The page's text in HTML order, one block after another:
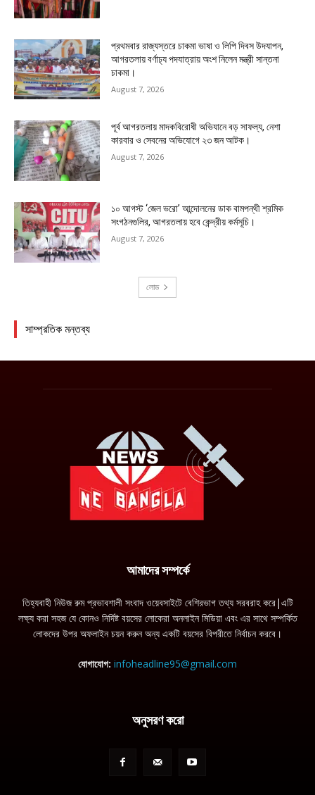
আমাদের সম্পর্কে
তিহ্যবাহী নিউজ রুম প্রভাবশালী সংবাদ ওয়েবসাইটে বেশিরভাগ তথ্য সরবরাহ করে|এটি
লক্ষ্য করা সহজ যে কোনও নির্দিষ্ট বয়সের লোকেরা অনলাইন মিডিয়া এবং এর সাথে সম্পর্কিত
লোকদের উপর অফলাইন চয়ন করুন অন্য একটি বয়সের বিপরীতে নির্বাচন করবে।
যোগাযোগ: infoheadline95@gmail.com
অনুসরণ করো